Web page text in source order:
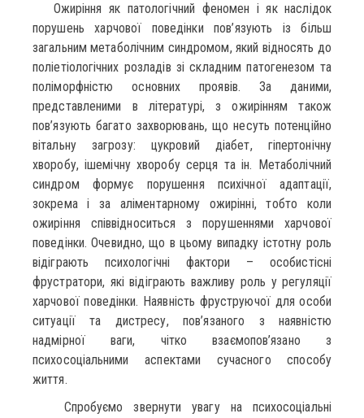
Ожиріння як патологічний феномен і як наслідок
порушень харчової поведінки пов’язують із більш
загальним метаболічним синдромом, який відносять до
поліетіологічних розладів зі складним патогенезом та
поліморфністю основних проявів. За даними,
представленими в літературі, з ожирінням також
пов’язують багато захворювань, що несуть потенційно
вітальну загрозу: цукровий діабет, гіпертонічну
хворобу, ішемічну хворобу серця та ін. Метаболічний
синдром формує порушення психічної адаптації,
зокрема і за аліментарному ожирінні, тобто коли
ожиріння співвідноситься з порушеннями харчової
поведінки. Очевидно, що в цьому випадку істотну роль
відіграють психологічні фактори – особистісні
фрустратори, які відіграють важливу роль у регуляції
харчової поведінки. Наявність фруструючої для особи
ситуації та дистресу, пов’язаного з наявністю
надмірної ваги, чітко взаємопов’язано з
психосоціальними аспектами сучасного способу
життя.
Спробуємо звернути увагу на психосоціальні